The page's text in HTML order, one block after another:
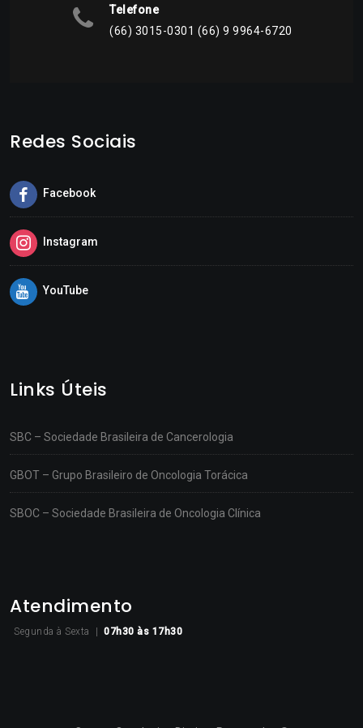
Telefone
(66) 3015-0301 (66) 9 9964-6720
Redes Sociais
Facebook
Instagram
YouTube
Links Úteis
SBC – Sociedade Brasileira de Cancerologia
GBOT – Grupo Brasileiro de Oncologia Torácica
SBOC – Sociedade Brasileira de Oncologia Clínica
Atendimento
Segunda à Sexta | 07h30 às 17h30